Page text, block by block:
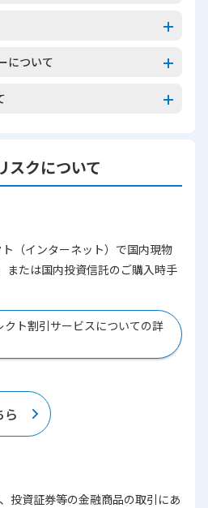
について
スクについて
（インターネット）で国内現物
または国内投資信託のご購入時手
クト割引サービスについての詳
ら
投資証券等の金融商品の取引にあ